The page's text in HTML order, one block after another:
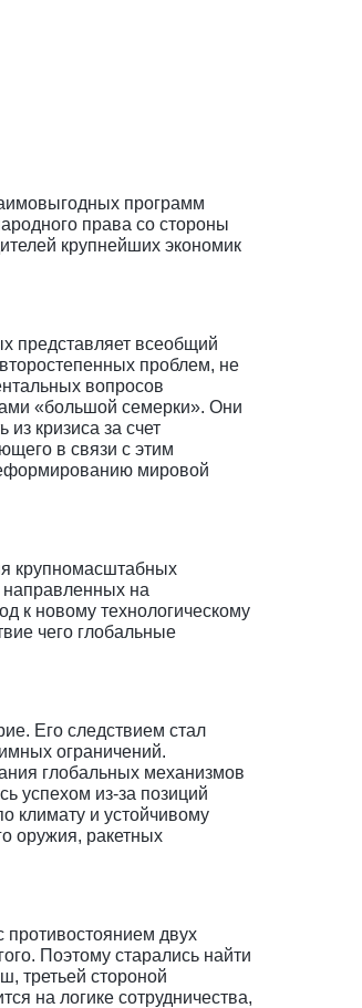
программ
права со стороны
крупнейших экономик
представляет всеобщий
проблем, не
вопросов
«большой семерки». Они
кризиса за счет
в связи с этим
мировой
крупномасштабных
на
к новому технологическому
чего глобальные
Его следствием стал
ограничений.
глобальных механизмов
успехом из-за позиций
климату и устойчивому
оружия, ракетных
двух
Поэтому старались найти
третьей стороной
на логике сотрудничества,